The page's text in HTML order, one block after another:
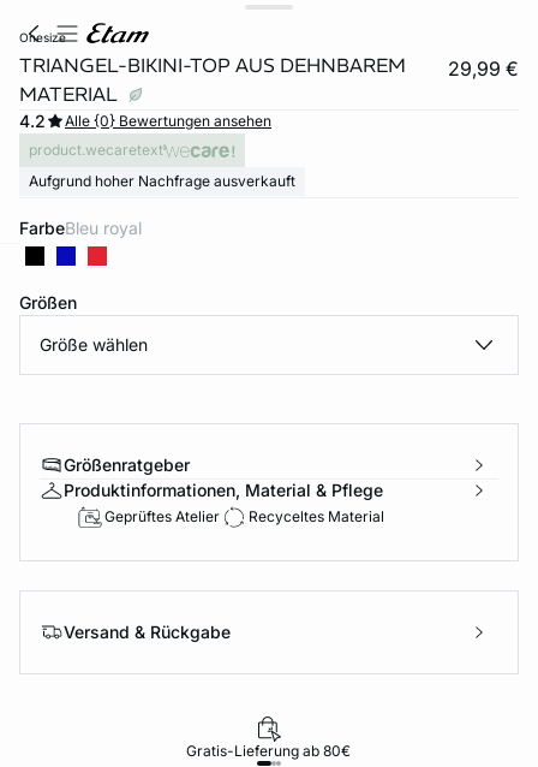
onesize
TRIANGEL-BIKINI-TOP AUS DEHNBAREM
MATERIAL
29,99 €
4.2
Alle {0} Bewertungen ansehen
product.wecaretext
Aufgrund hoher Nachfrage ausverkauft
Farbe bleu royal
Größen
Größe wählen
Größenratgeber
Produktinformationen, Material & Pflege
Geprüftes Atelier Recyceltes Material
Versand & Rückgabe
Gratis-Lieferung ab 80€